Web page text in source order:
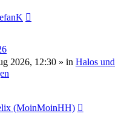
2026, 12:30 » in Halos und
(MoinMoinHH)